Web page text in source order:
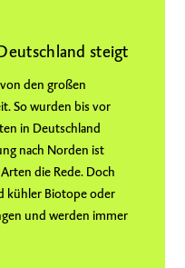
steigt
den großen
So wurden bis vor
in Deutschland
nach Norden ist
die Rede. Doch
kühler Biotope oder
und werden immer